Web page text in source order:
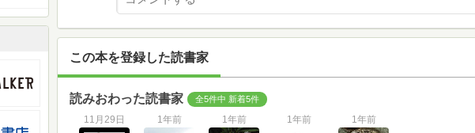
この本を登録した読書家
読みおわった読書家 全5件中 新着5件
11月29日 1年前 1年前 1年前 1年前